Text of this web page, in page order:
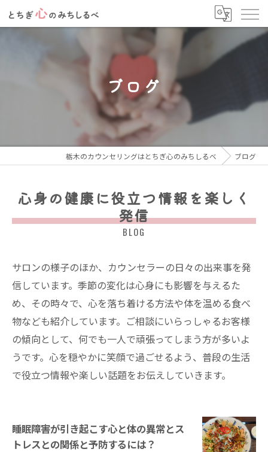
ブログ
栃木のカウンセリングはとちぎ心のみちしるべ ブログ
心身の健康に役立つ情報を楽しく
発信
BLOG
サロンの様子のほか、カウンセラーの日々の出来事を発
信しています。季節の変化は心身にも影響を与えるた
め、その時々で、心を落ち着ける方法や体を温める食べ
物なども紹介しています。ご相談にいらっしゃるお客様
の傾向として、何でも一人で頑張ってしまう方が多いよ
うです。心を穏やかに笑顔で過ごせるよう、普段の生活
で役立つ情報や楽しい話題をお伝えしていきます。
睡眠障害が引き起こす心と体の異常とス
トレスとの関係と予防するには？